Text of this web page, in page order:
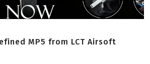
MP5 from LCT Airsoft